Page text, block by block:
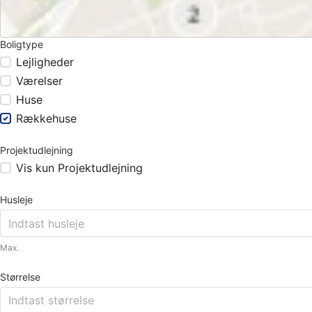
Boligtype
Lejligheder
Værelser
Huse
Rækkehuse
Projektudlejning
Vis kun Projektudlejning
Husleje
Max.
Størrelse